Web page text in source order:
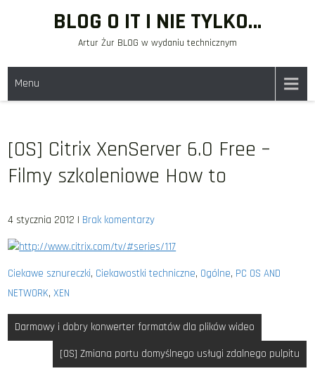
BLOG O IT I NIE TYLKO…
Artur Żur BLOG w wydaniu technicznym
Menu
[OS] Citrix XenServer 6.0 Free –
Filmy szkoleniowe How to
4 stycznia 2012 | Brak komentarzy
http://www.citrix.com/tv/#series/117
Ciekawe sznureczki, Ciekawostki techniczne, Ogólne, PC OS AND
NETWORK,XEN
Nawigacja
wpisu
Darmowy i dobry konwerter formatów dla plików wideo
[OS] Zmiana portu domyślnego usługi zdalnego pulpitu